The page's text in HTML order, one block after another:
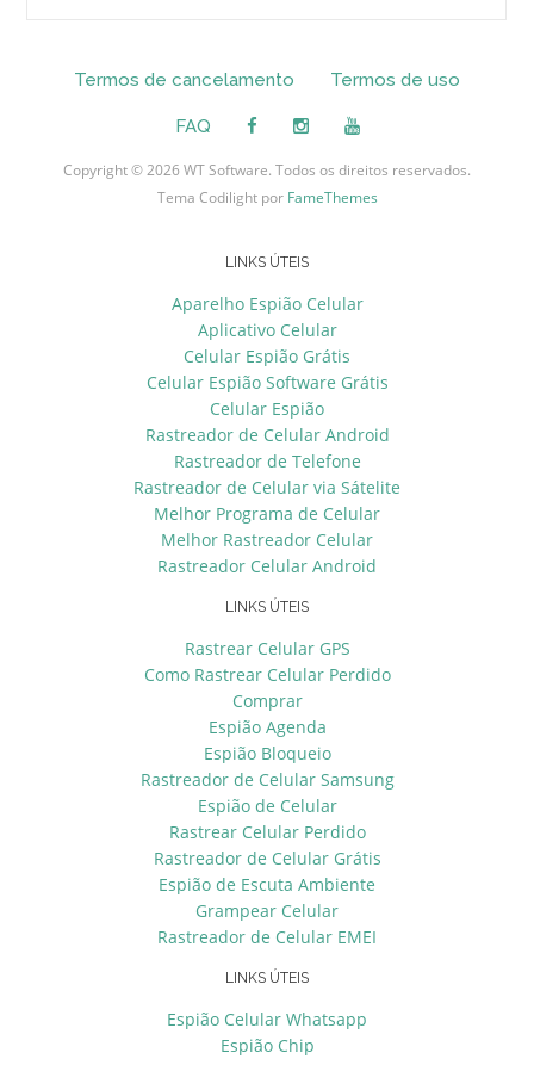
Termos de cancelamento Termos de uso
FAQ
Copyright © 2026 WT Software. Todos os direitos reservados.
Tema Codilight por FameThemes
LINKS ÚTEIS
Aparelho Espião Celular
Aplicativo Celular
Celular Espião Grátis
Celular Espião Software Grátis
Celular Espião
Rastreador de Celular Android
Rastreador de Telefone
Rastreador de Celular via Sátelite
Melhor Programa de Celular
Melhor Rastreador Celular
Rastreador Celular Android
LINKS ÚTEIS
Rastrear Celular GPS
Como Rastrear Celular Perdido
Comprar
Espião Agenda
Espião Bloqueio
Rastreador de Celular Samsung
Espião de Celular
Rastrear Celular Perdido
Rastreador de Celular Grátis
Espião de Escuta Ambiente
Grampear Celular
Rastreador de Celular EMEI
LINKS ÚTEIS
Espião Celular Whatsapp
Espião Chip